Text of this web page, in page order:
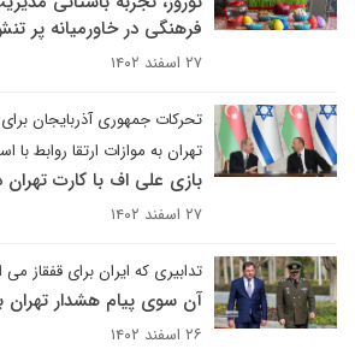
فرهنگی در خاورمیانه پر
۲۷ اسفند ۱۴۰۲
تحرکات جمهوری آذربایجان
تهران به موازات ارتقا روابط با
بازی علی اف با کارت تهران
۲۷ اسفند ۱۴۰۲
تدابیری که ایران برای قفقاز می
آن سوی پیام هشدار تهران
۲۶ اسفند ۱۴۰۲